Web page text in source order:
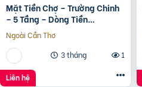
Mặt Tiền Chợ – Trường Chinh
– 5 Tầng – Dòng Tiền
20Tr/Tháng
Ngoài Cần Thơ
3 tháng
1
Liên hệ